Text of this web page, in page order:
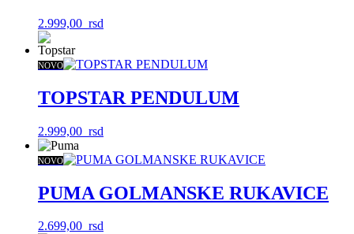
2.999,00 rsd
NOVO
TOPSTAR PENDULUM
2.999,00 rsd
NOVO
PUMA GOLMANSKE RUKAVICE
2.699,00 rsd